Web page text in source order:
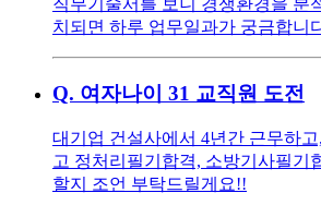
직무기술서를 보니 경쟁환경을 분
치되면 하루 업무일과가 궁금합니
Q. 여자나이 31 교직원 도전
대기업 건설사에서 4년간 근무하
고 정처리필기합격, 소방기사필기
할지 조언 부탁드릴게요!!